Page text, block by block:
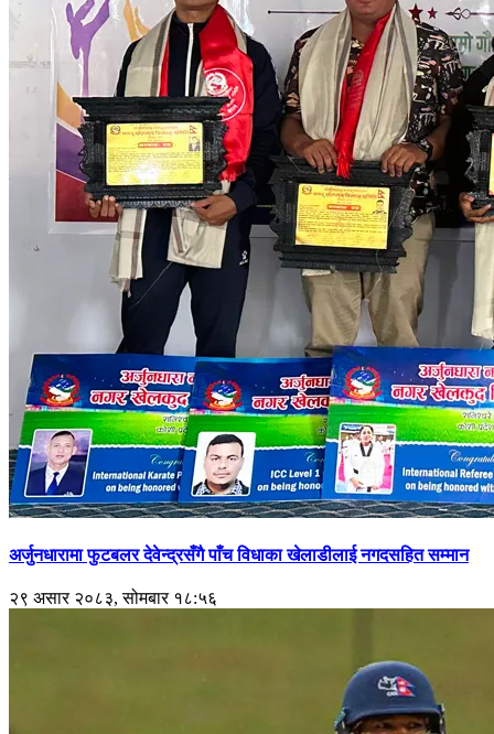
अर्जुनधारामा फुटबलर देवेन्द्रसँगै पाँच विधाका खेलाडीलाई नगदसहित सम्मान
२९ असार २०८३, सोमबार १८:५६